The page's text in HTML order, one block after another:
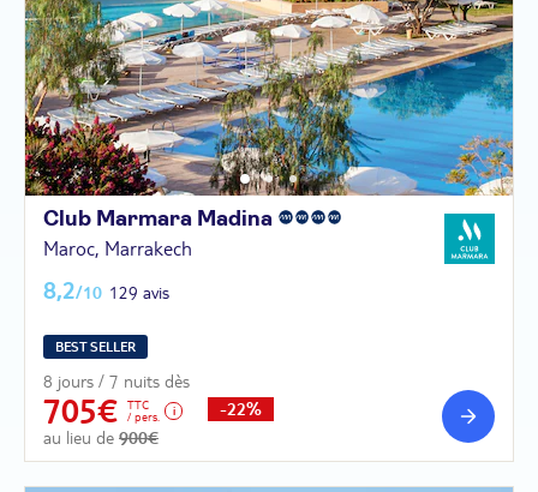
Club Marmara Madina
Maroc, Marrakech
8,2/10 129 avis
BEST SELLER
8 jours / 7 nuits dès
705€
TTC
/ pers.
au lieu de 900€
-22%